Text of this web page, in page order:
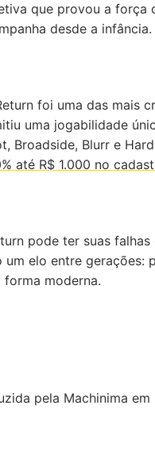
que provou a força
desde a infância.
foi uma das mais
uma jogabilidade
Broadside, Blurr e
até R$ 1.000 no
pode ter suas
elo entre gerações:
moderna.
pela Machinima